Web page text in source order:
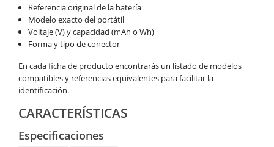
Referencia original de la batería
Modelo exacto del portátil
Voltaje (V) y capacidad (mAh o Wh)
Forma y tipo de conector
En cada ficha de producto encontrarás un listado de modelos
compatibles y referencias equivalentes para facilitar la
identificación.
CARACTERÍSTICAS
Especificaciones